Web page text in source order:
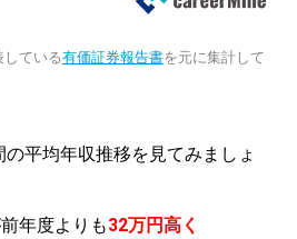
ている有価証券報告書を元に集計して
平均年収推移を見てみましょ
年度よりも32万円高く